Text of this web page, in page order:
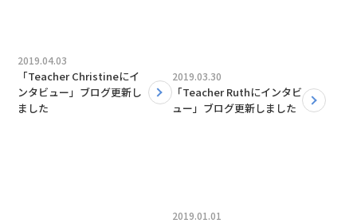
2019.04.03
「Teacher Christineにイ
ンタビュー」ブログ更新し
ました
2019.03.30
「Teacher Ruthにインタビ
ュー」ブログ更新しました
2019.01.01